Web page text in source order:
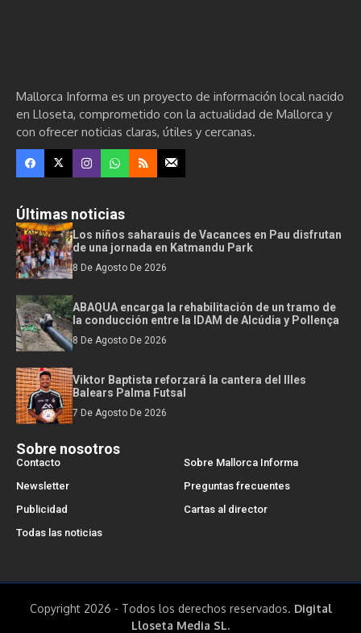
Mallorca Informa es un proyecto de información local nacido
en Lloseta, comprometido con la actualidad de Mallorca y
con ofrecer noticias claras, útiles y cercanas.
Últimas noticias
Los niños saharauis de Vacances en Pau disfrutan
de una jornada en Katmandu Park
8 De Agosto De 2026
ABAQUA encarga la rehabilitación de un tramo de
la conducción entre la IDAM de Alcúdia y Pollença
8 De Agosto De 2026
Viktor Baptista reforzará la cantera del Illes
Balears Palma Futsal
7 De Agosto De 2026
Sobre nosotros
Contacto
Sobre Mallorca Informa
Newsletter
Preguntas frecuentes
Publicidad
Cartas al director
Todas las noticias
Copyright 2026 - Todos los derechos reservados. Digital
Lloseta Media SL.